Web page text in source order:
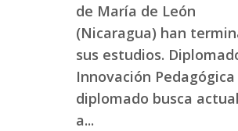
de María de León
(Nicaragua) han
sus estudios.
Innovación
diplomado busca
a...